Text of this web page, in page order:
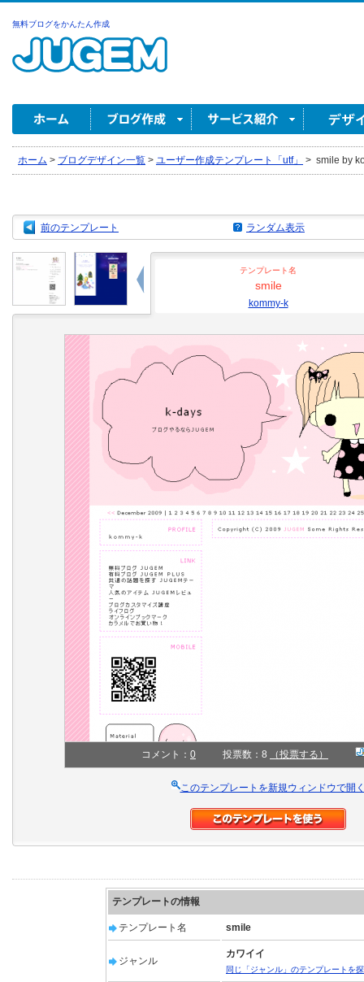
無料ブログをかんたん作成
ホーム > ブログデザイン一覧 > ユーザー作成テンプレート「utf」 > smile by
前のテンプレート ランダム表示
テンプレート名
smile
kommy-k
コメント： 0 投票数：8 （投票する）
このテンプレートを新規ウィンドウで開
テンプレートの情報
テンプレート名 smile
ジャンル
カワイイ
同じ「ジャンル」のテンプレートを